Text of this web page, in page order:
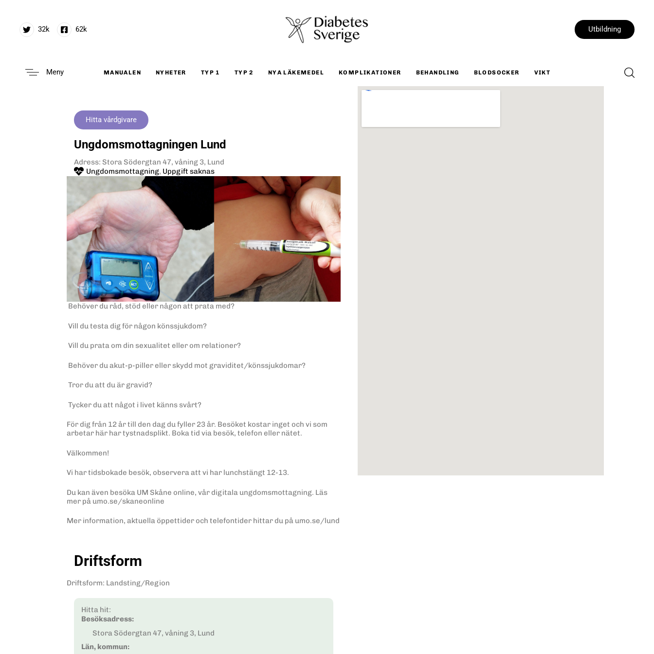
32k 62k Utbildning
Meny MANUALEN NYHETER TYP 1 TYP 2 NYA LÄKEMEDEL KOMPLIKATIONER BEHANDLING BLODSOCKER VIKT
Hitta vårdgivare
Ungdomsmottagningen Lund
Adress: Stora Södergtan 47, våning 3, Lund
Ungdomsmottagning, Uppgift saknas
 Behöver du råd, stöd eller någon att prata med?
 Vill du testa dig för någon könssjukdom?
 Vill du prata om din sexualitet eller om relationer?
 Behöver du akut-p-piller eller skydd mot graviditet/könssjukdomar?
 Tror du att du är gravid?
 Tycker du att något i livet känns svårt?
För dig från 12 år till den dag du fyller 23 år. Besöket kostar inget och vi som
arbetar här har tystnadsplikt. Boka tid via besök, telefon eller nätet.
Välkommen!
Vi har tidsbokade besök, observera att vi har lunchstängt 12-13.
Du kan även besöka UM Skåne online, vår digitala ungdomsmottagning. Läs
mer på umo.se/skaneonline
Mer information, aktuella öppettider och telefontider hittar du på umo.se/lund
Driftsform
Driftsform: Landsting/Region
Hitta hit:
Besöksadress:
Stora Södergtan 47, våning 3, Lund
Län, kommun: